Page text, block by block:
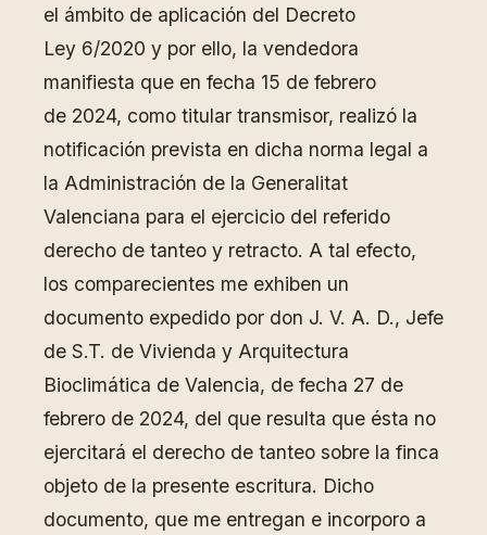
el ámbito de aplicación del Decreto
Ley 6/2020 y por ello, la vendedora
manifiesta que en fecha 15 de febrero
de 2024, como titular transmisor, realizó la
notificación prevista en dicha norma legal a
la Administración de la Generalitat
Valenciana para el ejercicio del referido
derecho de tanteo y retracto. A tal efecto,
los comparecientes me exhiben un
documento expedido por don J. V. A. D., Jefe
de S.T. de Vivienda y Arquitectura
Bioclimática de Valencia, de fecha 27 de
febrero de 2024, del que resulta que ésta no
ejercitará el derecho de tanteo sobre la finca
objeto de la presente escritura. Dicho
documento, que me entregan e incorporo a